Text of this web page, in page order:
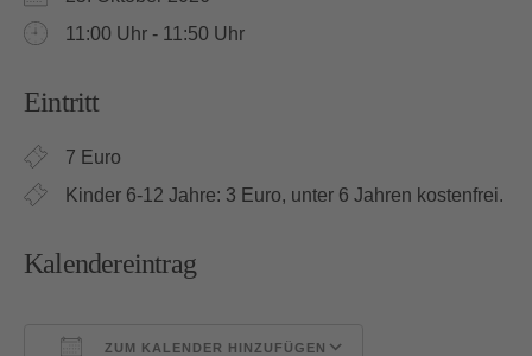
11:00 Uhr - 11:50 Uhr
Eintritt
7 Euro
Kinder 6-12 Jahre: 3 Euro, unter 6 Jahren kostenfrei.
Kalendereintrag
ZUM KALENDER HINZUFÜGEN